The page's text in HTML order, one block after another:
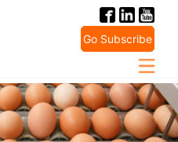
Go Subscribe